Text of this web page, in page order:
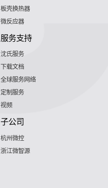
板壳换热器
微反应器
服务支持
沈氏服务
下载文档
全球服务网络
定制服务
视频
子公司
杭州微控
浙江微智源